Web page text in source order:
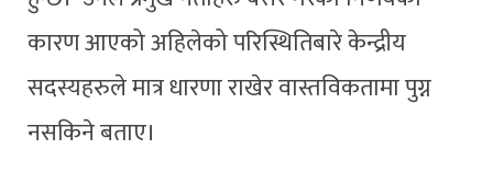
कारण आएको अहिलेको परिस्थितिबारे केन्द्रीय
सदस्यहरुले मात्र धारणा राखेर वास्तविकतामा पुग्न
नसकिने बताए।